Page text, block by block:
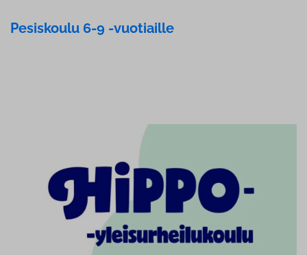
Pesiskoulu 6-9 -vuotiaille